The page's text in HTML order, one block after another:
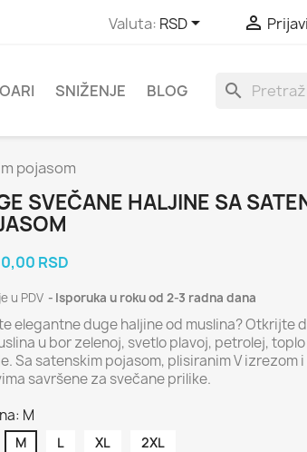
Valuta: RSD 
SNIŽENJE BLOG search
pojasom
SVEČANE HALJINE SA
RSD
u PDV Isporuka u roku od 2-3 radna dana
elegantne duge haljine od muslina? Otkrijte
u bor zelenoj, svetlo plavoj, petrolej,
Sa satenskim pojasom, plisiranim V izrezom
savršene za svečane prilike.
M
M L XL 2XL